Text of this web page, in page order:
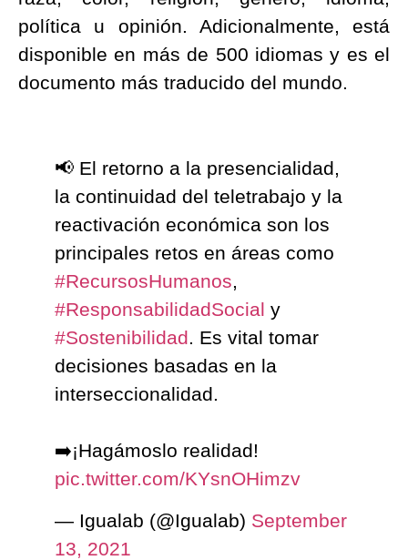
política u opinión. Adicionalmente, está
disponible en más de 500 idiomas y es el
documento más traducido del mundo.
📢 El retorno a la presencialidad,
la continuidad del teletrabajo y la
reactivación económica son los
principales retos en áreas como
#RecursosHumanos,
#ResponsabilidadSocial y
#Sostenibilidad. Es vital tomar
decisiones basadas en la
interseccionalidad.
➡️¡Hagámoslo realidad!
pic.twitter.com/KYsnOHimzv
— Igualab (@Igualab) September
13, 2021